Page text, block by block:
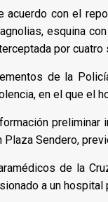
acuerdo con el
esquina
por cuatro
de la
en el que el
preliminar
Plaza Sendero,
de la
a un hospital